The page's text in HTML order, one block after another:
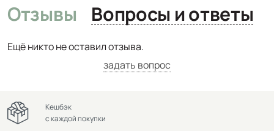
Отзывы Вопросы и ответы
Ещё никто не оставил отзыва.
задать вопрос
Кешбэк
с каждой покупки